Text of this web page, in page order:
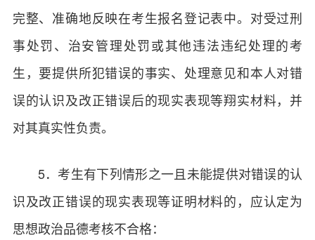
完整、准确地反映在考生报名登记表中。对受过刑
事处罚、治安管理处罚或其他违法违纪处理的考
生，要提供所犯错误的事实、处理意见和本人对错
误的认识及改正错误后的现实表现等翔实材料，并
对其真实性负责。
5．考生有下列情形之一且未能提供对错误的认
识及改正错误的现实表现等证明材料的，应认定为
思想政治品德考核不合格：